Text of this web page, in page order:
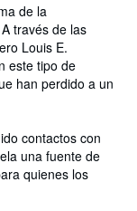
de la
través de las
Louis E.
este tipo de
han perdido a un
contactos con
una fuente de
quienes los